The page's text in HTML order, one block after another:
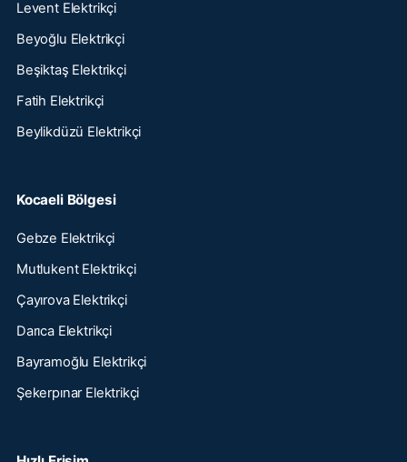
Levent Elektrikçi
Beyoğlu Elektrikçi
Beşiktaş Elektrikçi
Fatih Elektrikçi
Beylikdüzü Elektrikçi
Kocaeli Bölgesi
Gebze Elektrikçi
Mutlukent Elektrikçi
Çayırova Elektrikçi
Darıca Elektrikçi
Bayramoğlu Elektrikçi
Şekerpınar Elektrikçi